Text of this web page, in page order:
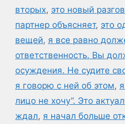
вторых, это новый
партнер объясняет, это
вещей, я все равно
ответственность. Вы
осуждения. Не судите
я говорю с ней об этом,
лицо не хочу”. Это
ждал, я начал больше